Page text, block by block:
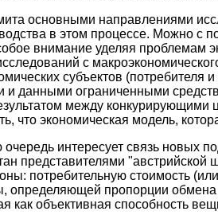
основными направлениями
в этом процессе. Можно с
внимание уделяя проблемам
с
субъектов
данными ограниченными
между конкурирующими
что экономическая модель,
интересует связь новых
представителями
потребительную стоимость
определяющей пропорции
как объективная способность